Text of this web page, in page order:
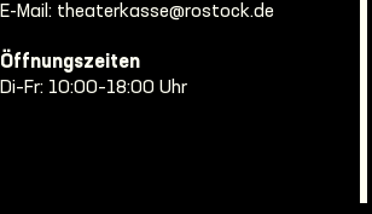
E-Mail: theaterkasse@rostock.de
Öffnungszeiten
Di–Fr: 10:00–18:00 Uhr